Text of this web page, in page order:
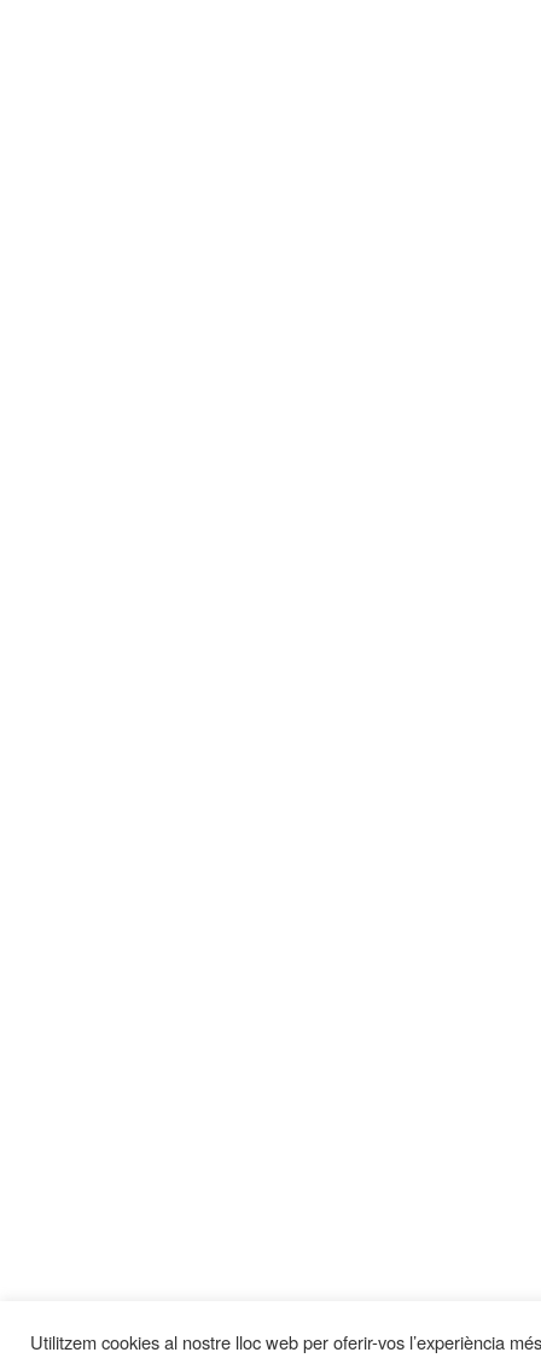
Utilitzem cookies al nostre lloc web per oferir-vos l’experiència